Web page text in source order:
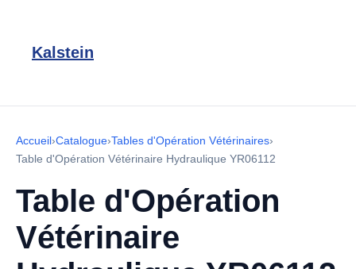
Kalstein
Accueil›Catalogue›Tables d'Opération Vétérinaires›
Table d'Opération Vétérinaire Hydraulique YR06112
Table d'Opération
Vétérinaire